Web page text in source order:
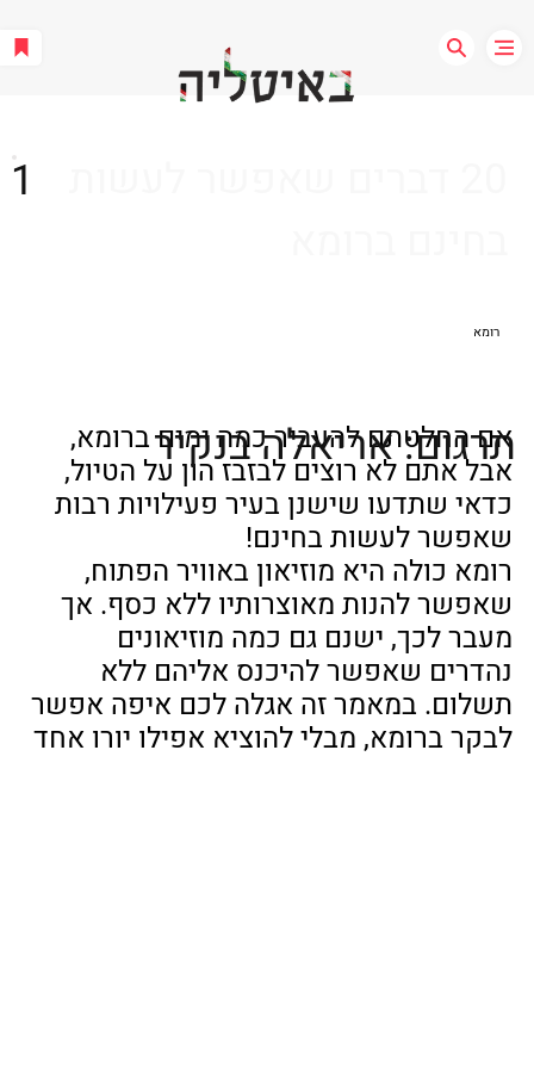
רומא
אם החלטתם להעביר כמה ימים ברומא,
אבל אתם לא רוצים לבזבז הון על הטיול,
כדאי שתדעו שישנן בעיר פעילויות רבות
שאפשר לעשות בחינם!
רומא כולה היא מוזיאון באוויר הפתוח,
שאפשר להנות מאוצרותיו ללא כסף. אך
מעבר לכך, ישנם גם כמה מוזיאונים
נהדרים שאפשר להיכנס אליהם ללא
תשלום. במאמר זה אגלה לכם איפה אפשר
לבקר ברומא, מבלי להוציא אפילו יורו אחד
תרגום: אריאלה בנקיר
1